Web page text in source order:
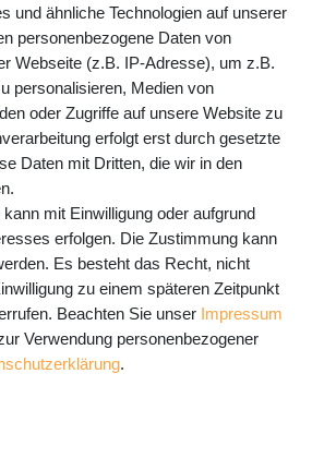
460 400
MwSt. und zzgl. Service- und
- Keine Angebote
verpassen!
dass ich die
Einwilligung kann ich jederzeit
und ähnliche Technologien auf unserer
personenbezogene Daten von
Webseite (z.B. IP-Adresse), um z.B.
personalisieren, Medien von
oder Zugriffe auf unsere Website zu
erfolgt erst durch gesetzte
Daten mit Dritten, die wir in den
mit Einwilligung oder aufgrund
erfolgen. Die Zustimmung kann
Es besteht das Recht, nicht
zu einem späteren Zeitpunkt
Beachten Sie unser Impressum
Verwendung personenbezogener
.